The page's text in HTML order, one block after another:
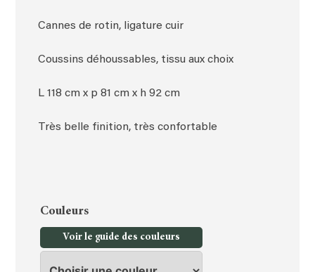
Cannes de rotin, ligature cuir
Coussins déhoussables, tissu aux choix
L 118 cm x p 81 cm x h 92 cm
Très belle finition, très confortable
Couleurs
Voir le guide des couleurs